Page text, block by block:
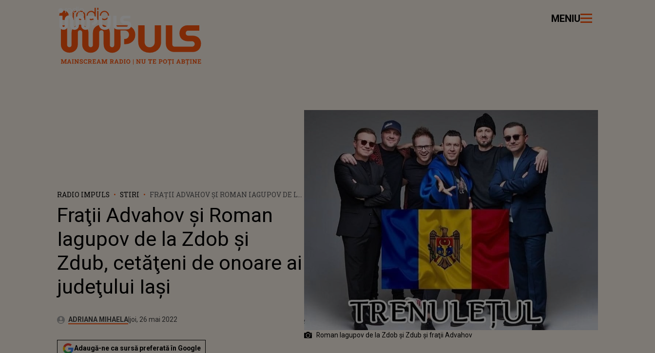
Radio Impuls MENIU
RADIO IMPULS STIRI
FRAŢII ADVAHOV ȘI ROMAN IAGUPOV DE LA
JUDEŢULUI IAŞI
Fraţii Advahov și Roman
Iagupov de la Zdob şi
Zdub, cetăţeni de onoare ai
judeţului Iaşi
Autor:ADRIANA MIHAELAPublicat:
joi, 26 mai 2022
Actualizat:
joi, 26 mai 2022
Adaugă-ne ca sursă preferată în Google
Roman Iagupov de la Zdob şi Zdub şi fraţii Advahov